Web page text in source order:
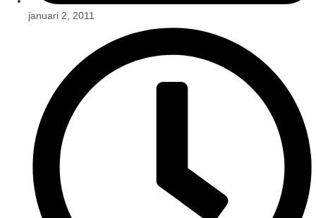
januari 2, 2011